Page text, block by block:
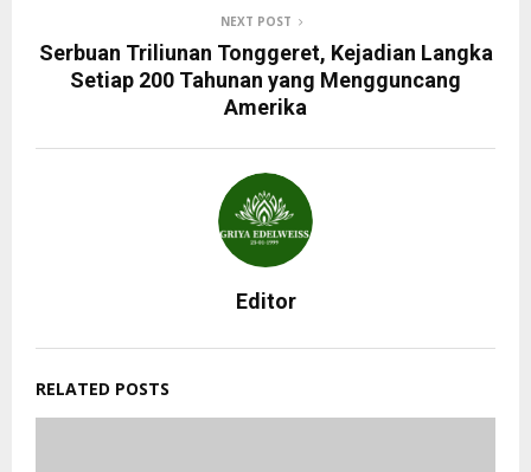
NEXT POST
Serbuan Triliunan Tonggeret, Kejadian Langka
Setiap 200 Tahunan yang Mengguncang
Amerika
Editor
RELATED POSTS